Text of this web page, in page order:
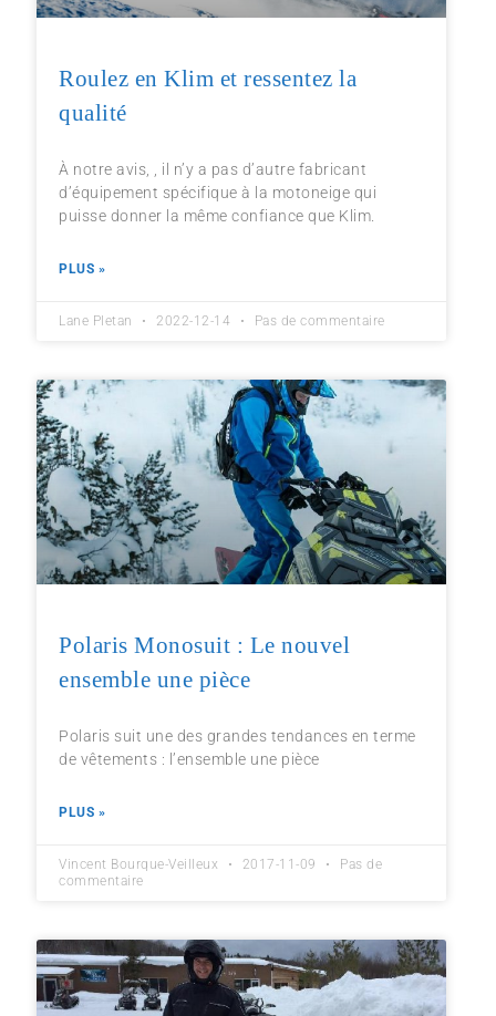
Roulez en Klim et ressentez la
qualité
À notre avis, , il n’y a pas d’autre fabricant
d’équipement spécifique à la motoneige qui
puisse donner la même confiance que Klim.
PLUS »
Lane Pletan 2022-12-14 Pas de commentaire
Polaris Monosuit : Le nouvel
ensemble une pièce
Polaris suit une des grandes tendances en terme
de vêtements : l’ensemble une pièce
PLUS »
Vincent Bourque-Veilleux 2017-11-09
Pas de
commentaire